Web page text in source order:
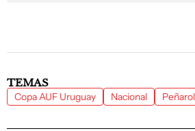
TEMAS
Copa AUF Uruguay Nacional Peñarol